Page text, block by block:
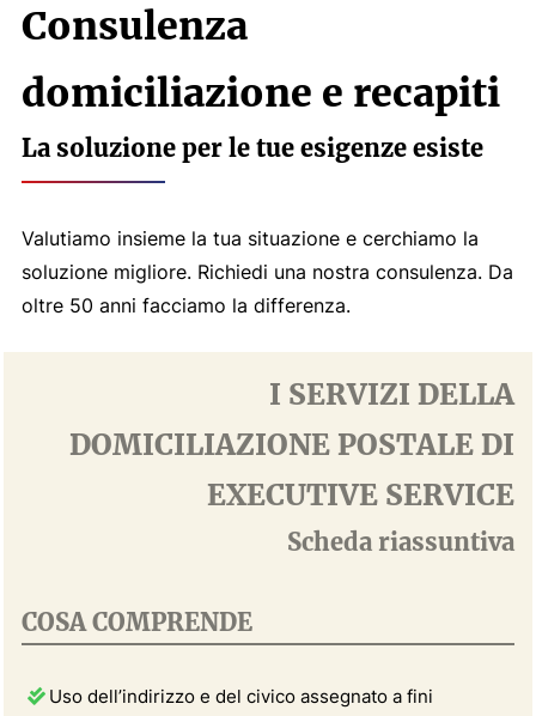
Consulenza
domiciliazione e recapiti
La soluzione per le tue esigenze esiste
Valutiamo insieme la tua situazione e cerchiamo la
soluzione migliore. Richiedi una nostra consulenza. Da
oltre 50 anni facciamo la differenza.
I SERVIZI DELLA
DOMICILIAZIONE POSTALE DI
EXECUTIVE SERVICE
Scheda riassuntiva
COSA COMPRENDE
Uso dell’indirizzo e del civico assegnato a fini